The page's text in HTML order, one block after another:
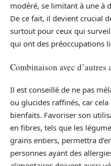
modéré, se limitant à une à
De ce fait, il devient crucial
surtout pour ceux qui
qui ont des préoccupations
Combinaison avec d’autres
Il est conseillé de ne pas
ou glucides raffinés, car
bienfaits. Favoriser son
en fibres, tels que les
grains entiers, permettra
personnes ayant des